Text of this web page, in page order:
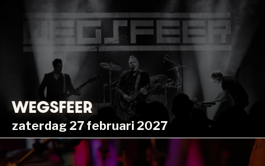
WEGSFEER
zaterdag 27 februari 2027